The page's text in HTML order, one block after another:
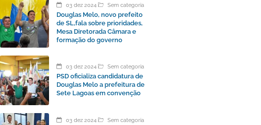
03 dez 2024 Sem categoria
Douglas Melo, novo prefeito
de SL,fala sobre prioridades,
Mesa Diretorada Câmara e
formação do governo
03 dez 2024 Sem categoria
PSD oficializa candidatura de
Douglas Melo a prefeitura de
Sete Lagoas em convenção
03 dez 2024 Sem categoria